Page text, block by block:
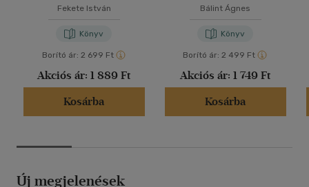
Fekete István
Könyv
Borító ár: 2 699 Ft
Akciós ár: 1 889 Ft
Kosárba
Bálint Ágnes
Könyv
Borító ár: 2 499 Ft
Akciós ár: 1 749 Ft
Kosárba
Új megjelenések